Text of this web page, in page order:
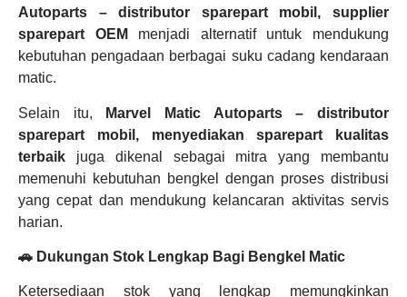
Autoparts – distributor sparepart mobil, supplier
sparepart OEM menjadi alternatif untuk mendukung
kebutuhan pengadaan berbagai suku cadang kendaraan
matic.
Selain itu,
Marvel Matic Autoparts – distributor
sparepart mobil, menyediakan sparepart kualitas
terbaik juga dikenal sebagai mitra yang membantu
memenuhi kebutuhan bengkel dengan proses distribusi
yang cepat dan mendukung kelancaran aktivitas servis
harian.
🚗 Dukungan Stok Lengkap Bagi Bengkel Matic
Ketersediaan stok yang lengkap memungkinkan